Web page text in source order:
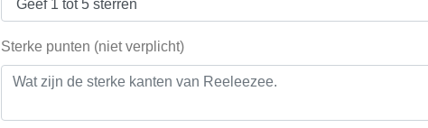
Sterke punten (niet verplicht)